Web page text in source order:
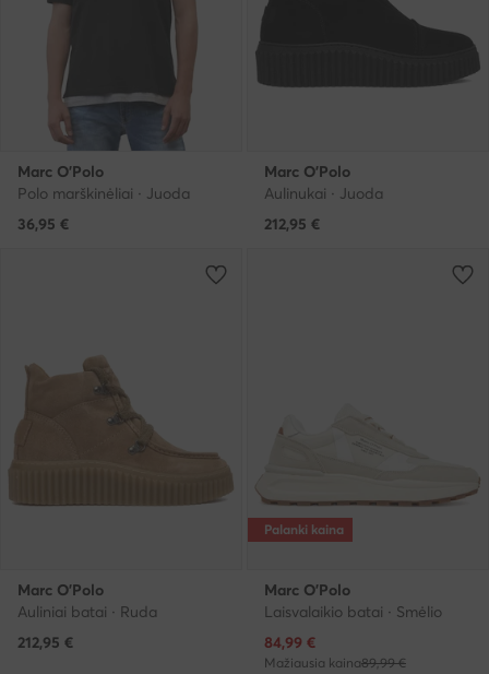
Marc O'Polo
Polo marškinėliai · Juoda
36,95 €
Marc O'Polo
Aulinukai · Juoda
212,95 €
Marc O'Polo
Auliniai batai · Ruda
212,95 €
Palanki kaina
Marc O'Polo
Laisvalaikio batai · Smėlio
Dabartinė kaina
84,99 €
Mažiausia kaina89,99 €